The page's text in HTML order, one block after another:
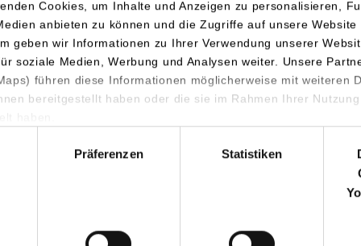
Cookies, um Inhalte und Anzeigen zu personalisieren,
anbieten zu können und die Zugriffe auf unsere Website
geben wir Informationen zu Ihrer Verwendung unserer
soziale Medien, Werbung und Analysen weiter. Unsere
führen diese Informationen möglicherweise mit weiteren
bereitgestellt haben oder die sie im Rahmen Ihrer
Präferenzen Statistiken
laut Studien- und Prüfungsordnung:
eines wichtigen Grundes
Anzeige (Textform)
Glaubhaftmachung (z. B. ärztliches Attest, Textform)
Sie für die Beantragung des Rücktritts den Antrag (unter
Sie das dort angehängte Attest von Ihrem Arzt ausfüllen und
Ihrer Studiengangsleitung bzw. dem Sekretariat per E-